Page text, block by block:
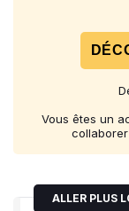
Vous êtes un
ALLER PLUS